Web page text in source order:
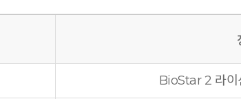
BioStar 2 라이